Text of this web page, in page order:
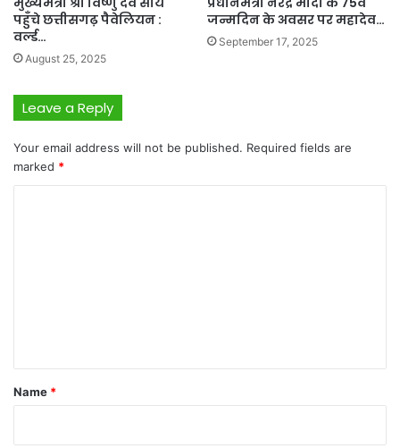
पहुँचे छत्तीसगढ़ पैवेलियन :
वर्ल्ड…
August 25, 2025
जन्मदिन के अवसर पर महादेव…
September 17, 2025
Leave a Reply
Your email address will not be published. Required fields are
marked *
*
Name *